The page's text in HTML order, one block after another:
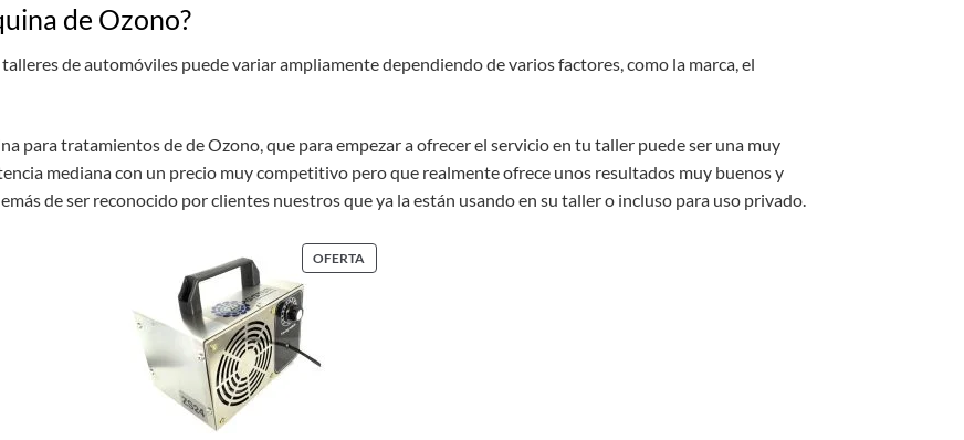
de Ozono?
de automóviles puede variar ampliamente dependiendo de varios factores, como la marca, el
para tratamientos de de Ozono, que para empezar a ofrecer el servicio en tu taller puede ser una muy
mediana con un precio muy competitivo pero que realmente ofrece unos resultados muy buenos y
de ser reconocido por clientes nuestros que ya la están usando en su taller o incluso para uso privado.
OFERTA